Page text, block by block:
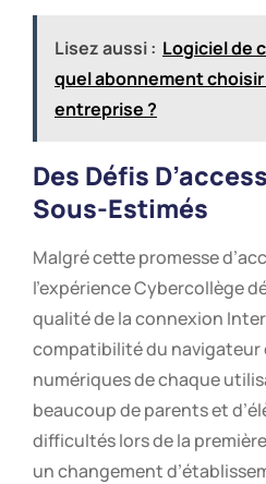
Lisez aussi : Logiciel de
quel abonnement
entreprise ?
Des Défis
Sous-Estimés
Malgré cette promesse
l’expérience Cybercollège
qualité de la connexion
compatibilité du navigateur
numériques de chaque
beaucoup de parents et
difficultés lors de la
un changement